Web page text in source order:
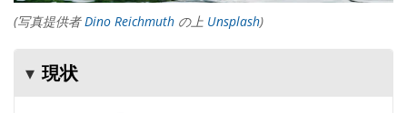
(写真提供者 Dino Reichmuth の上 Unsplash)
現状